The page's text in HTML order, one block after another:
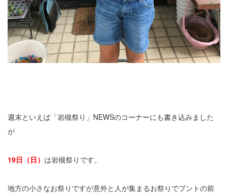
週末といえば「岩槻祭り」NEWSのコーナーにも書き込みました
が
19日（日） は岩槻祭りです。
地方の小さなお祭りですが意外と人が集まるお祭りでプントの前